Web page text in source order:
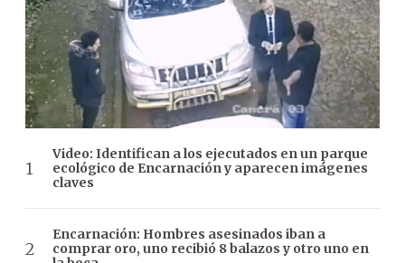
Video: Identifican a los ejecutados en un parque
ecológico de Encarnación y aparecen imágenes
claves
Encarnación: Hombres asesinados iban a
comprar oro, uno recibió 8 balazos y otro uno en